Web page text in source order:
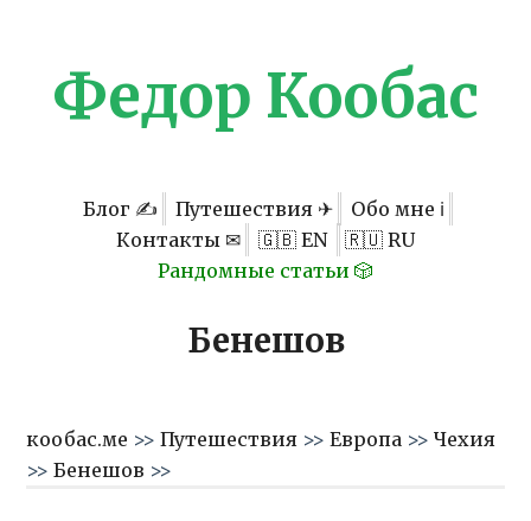
Федор Кообас
Блог ✍ Путешествия ✈
Обо мне ℹ
Контакты ✉
🇬🇧 EN
🇷🇺 RU
Рандомные статьи 🎲
Бенешов
кообас.ме >>Путешествия >>Европа >>Чехия
>>Бенешов >>